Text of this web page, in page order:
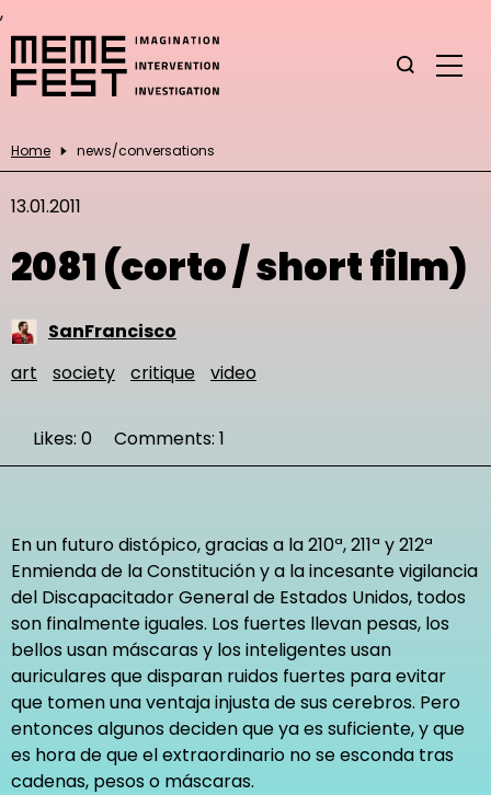
,
Home news/conversations
13.01.2011
2081 (corto / short film)
SanFrancisco
art
society critique video
Likes: 0 Comments: 1
En un futuro distópico, gracias a la 210ª, 211ª y 212ª
Enmienda de la Constitución y a la incesante vigilancia
del Discapacitador General de Estados Unidos, todos
son finalmente iguales. Los fuertes llevan pesas, los
bellos usan máscaras y los inteligentes usan
auriculares que disparan ruidos fuertes para evitar
que tomen una ventaja injusta de sus cerebros. Pero
entonces algunos deciden que ya es suficiente, y que
es hora de que el extraordinario no se esconda tras
cadenas, pesos o máscaras.